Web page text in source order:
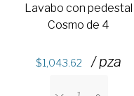
Lavabo con pedestal
Cosmo de 4
1,043.62 / pza